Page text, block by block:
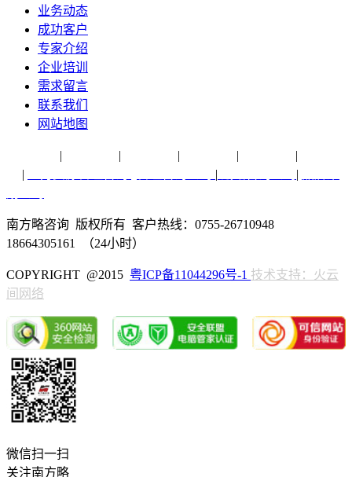
业务动态
成功客户
专家介绍
企业培训
需求留言
联系我们
网站地图
| | | | |
| | |
南方略咨询 版权所有 客户热线：0755-26710948
18664305161 （24小时）
COPYRIGHT @2015 粤ICP备11044296号-1 技术支持：火云
间网络
微信扫一扫
关注南方略